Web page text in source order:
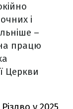
і
–
працю
Церкви